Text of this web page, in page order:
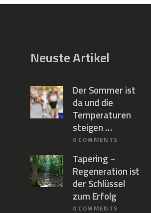
Neuste Artikel
Der Sommer ist
da und die
Temperaturen
steigen …
0 COMMENTS
Tapering –
Regeneration ist
der Schlüssel
zum Erfolg
0 COMMENTS